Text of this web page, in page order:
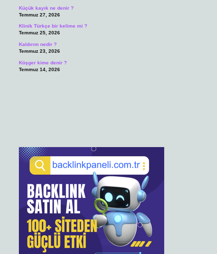
Küçük kayık ne denir ?
Temmuz 27, 2026
Klinik Türkçe bir kelime mi ?
Temmuz 25, 2026
Kaldırım nedir ?
Temmuz 23, 2026
Köşger kime denir ?
Temmuz 14, 2026